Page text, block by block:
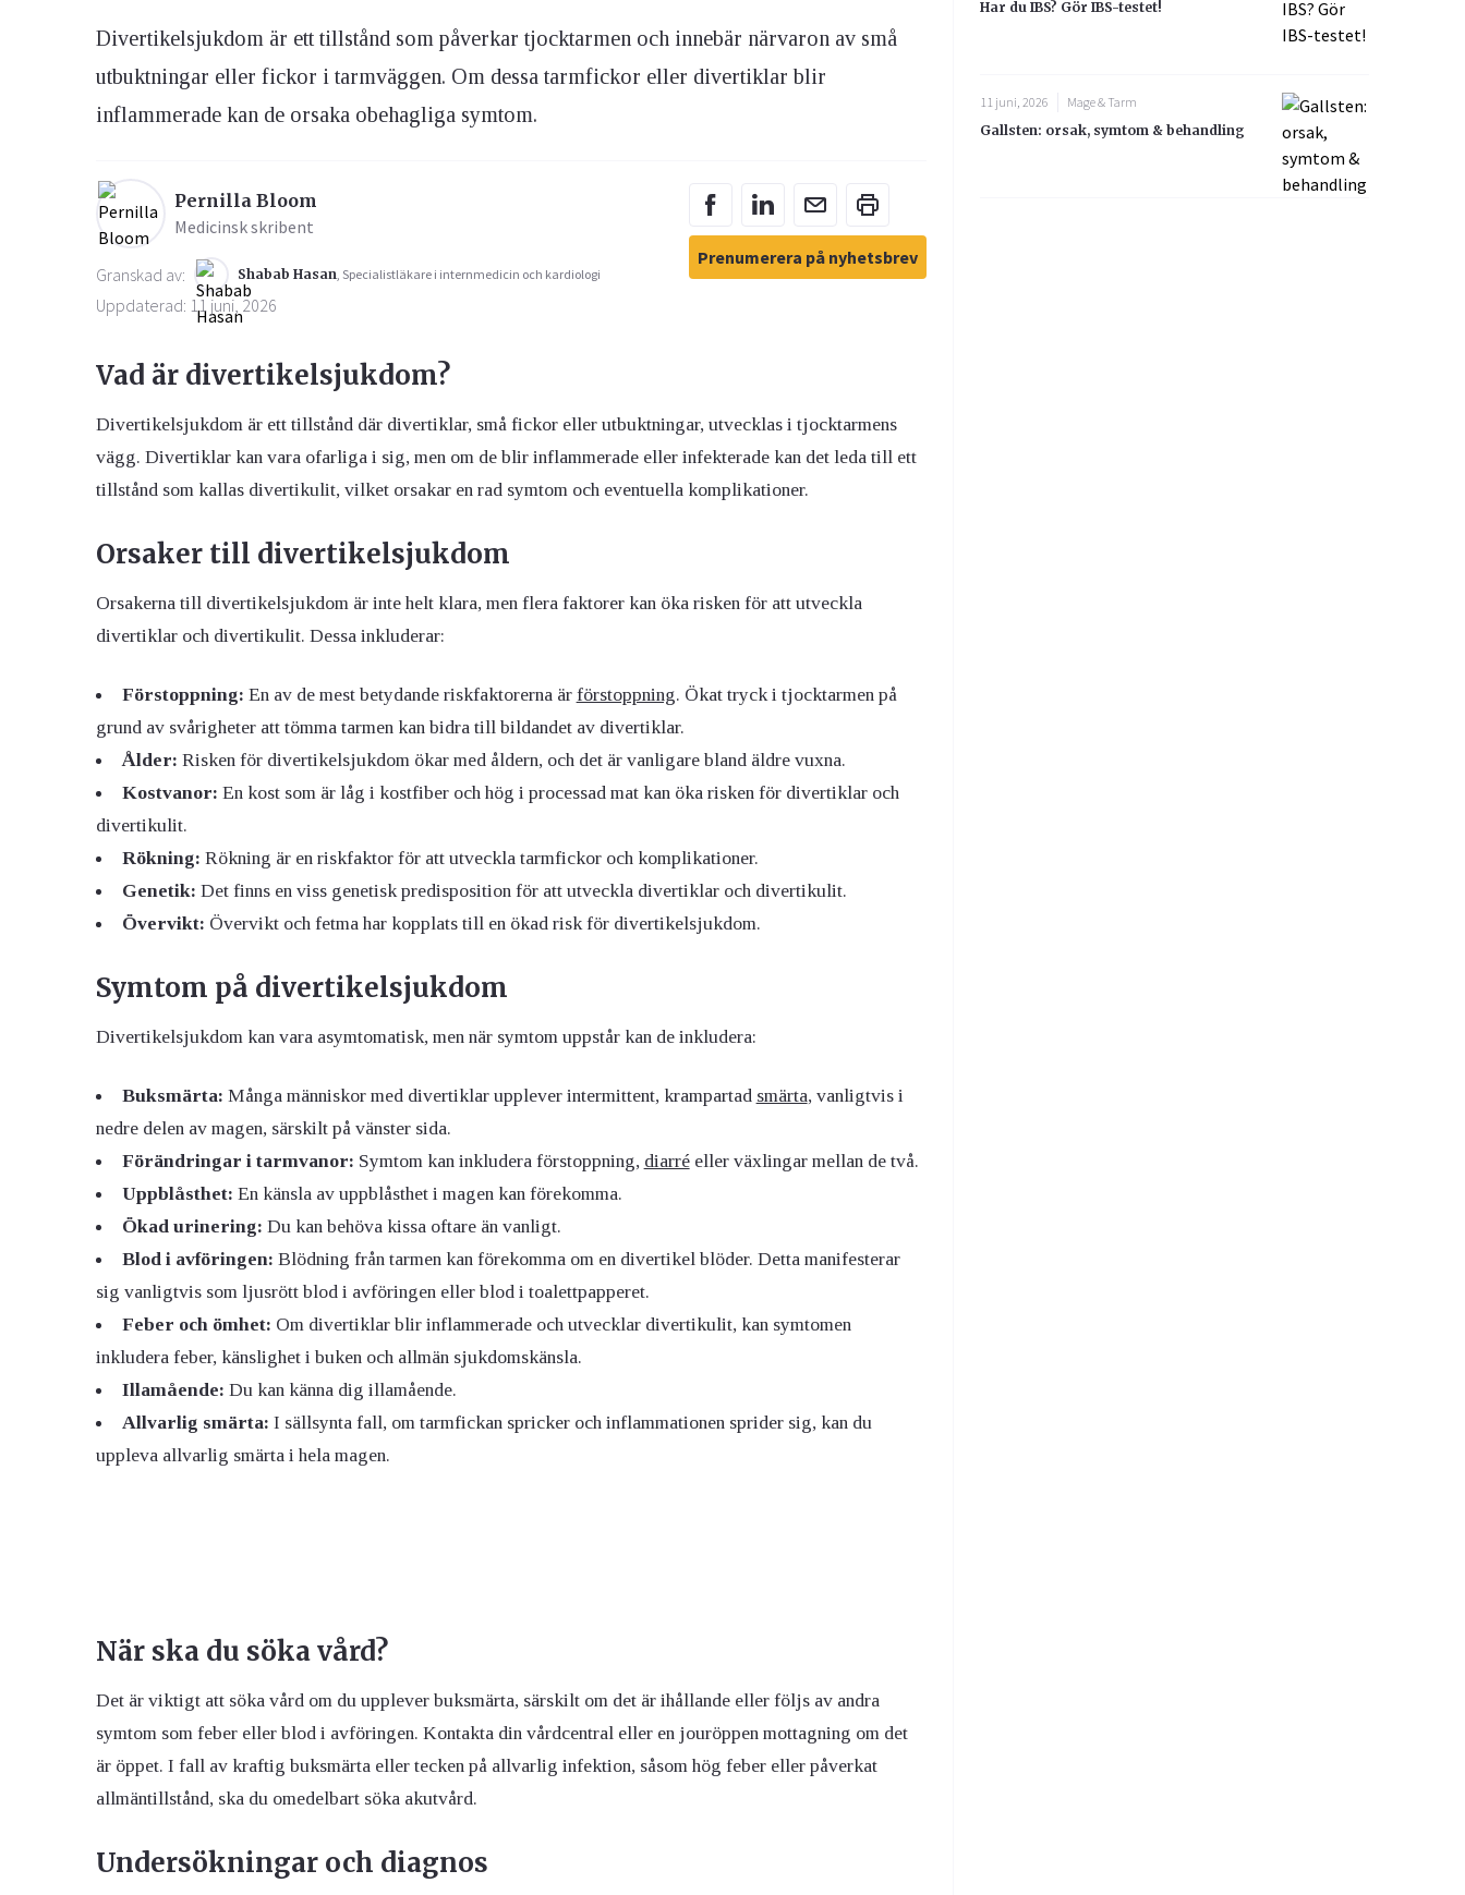
Ögon & Öron
Divertikelsjukdom är ett tillstånd som påverkar tjocktarmen och innebär närvaron av små
utbuktningar eller fickor i tarmväggen. Om dessa tarmfickor eller divertiklar blir
inflammerade kan de orsaka obehagliga symtom.
Pernilla Bloom
Medicinsk skribent
Granskad av: Shabab Hasan, Specialistläkare i internmedicin och kardiologi
Uppdaterad: 11 juni, 2026
Prenumerera på nyhetsbrev
Vad är divertikelsjukdom?
Divertikelsjukdom är ett tillstånd där divertiklar, små fickor eller utbuktningar, utvecklas i tjocktarmens
vägg. Divertiklar kan vara ofarliga i sig, men om de blir inflammerade eller infekterade kan det leda till ett
tillstånd som kallas divertikulit, vilket orsakar en rad symtom och eventuella komplikationer.
Orsaker till divertikelsjukdom
Orsakerna till divertikelsjukdom är inte helt klara, men flera faktorer kan öka risken för att utveckla
divertiklar och divertikulit. Dessa inkluderar:
Förstoppning: En av de mest betydande riskfaktorerna är förstoppning. Ökat tryck i tjocktarmen på
grund av svårigheter att tömma tarmen kan bidra till bildandet av divertiklar.
Ålder: Risken för divertikelsjukdom ökar med åldern, och det är vanligare bland äldre vuxna.
Kostvanor: En kost som är låg i kostfiber och hög i processad mat kan öka risken för divertiklar och
divertikulit.
Rökning: Rökning är en riskfaktor för att utveckla tarmfickor och komplikationer.
Genetik: Det finns en viss genetisk predisposition för att utveckla divertiklar och divertikulit.
Övervikt: Övervikt och fetma har kopplats till en ökad risk för divertikelsjukdom.
Symtom på divertikelsjukdom
Divertikelsjukdom kan vara asymtomatisk, men när symtom uppstår kan de inkludera:
Buksmärta: Många människor med divertiklar upplever intermittent, krampartad smärta, vanligtvis i
nedre delen av magen, särskilt på vänster sida.
Förändringar i tarmvanor: Symtom kan inkludera förstoppning, diarréeller växlingar mellan de två.
Uppblåsthet: En känsla av uppblåsthet i magen kan förekomma.
Ökad urinering: Du kan behöva kissa oftare än vanligt.
Blod i avföringen: Blödning från tarmen kan förekomma om en divertikel blöder. Detta manifesterar
sig vanligtvis som ljusrött blod i avföringen eller blod i toalettpapperet.
Feber och ömhet: Om divertiklar blir inflammerade och utvecklar divertikulit, kan symtomen
inkludera feber, känslighet i buken och allmän sjukdomskänsla.
Illamående: Du kan känna dig illamående.
Allvarlig smärta: I sällsynta fall, om tarmfickan spricker och inflammationen sprider sig, kan du
uppleva allvarlig smärta i hela magen.
När ska du söka vård?
Det är viktigt att söka vård om du upplever buksmärta, särskilt om det är ihållande eller följs av andra
symtom som feber eller blod i avföringen. Kontakta din vårdcentral eller en jouröppen mottagning om det
är öppet. I fall av kraftig buksmärta eller tecken på allvarlig infektion, såsom hög feber eller påverkat
allmäntillstånd, ska du omedelbart söka akutvård.
Undersökningar och diagnos
Har du IBS? Gör IBS-testet!
11 juni, 2026
Mage & Tarm
Gallsten: orsak, symtom & behandling